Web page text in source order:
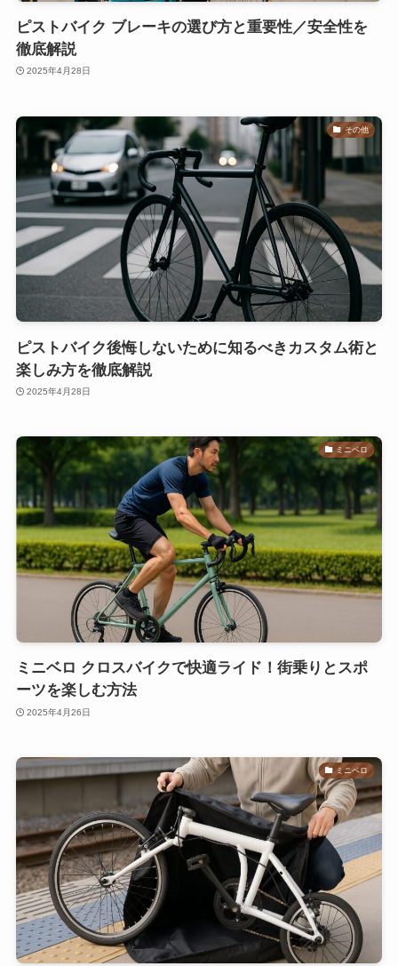
ピストバイク ブレーキの選び方と重要性／安全性を
徹底解説
2025年4月28日
その他
ピストバイク後悔しないために知るべきカスタム術と
楽しみ方を徹底解説
2025年4月28日
ミニベロ
ミニベロ クロスバイクで快適ライド！街乗りとスポ
ーツを楽しむ方法
2025年4月26日
ミニベロ